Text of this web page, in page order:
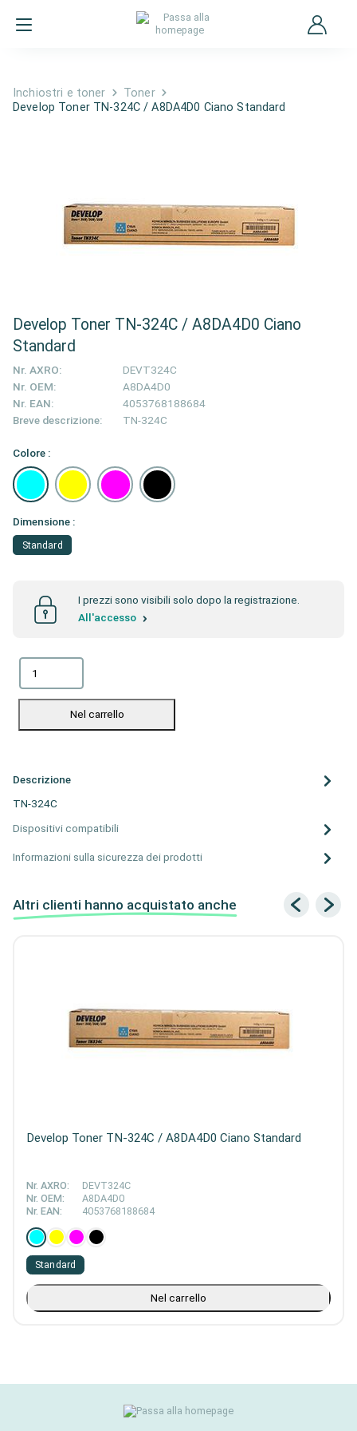
Inchiostri e toner
Toner
Develop Toner TN-324C / A8DA4D0 Ciano Standard
Develop Toner TN-324C / A8DA4D0 Ciano
Standard
Nr. AXRO:
DEVT324C
Nr. OEM:
A8DA4D0
Nr. EAN:
4053768188684
Breve descrizione:
TN-324C
Colore :
Dimensione :
Standard
I prezzi sono visibili solo dopo la registrazione.
All'accesso
Nel carrello
Descrizione
TN-324C
Dispositivi compatibili
Informazioni sulla sicurezza dei prodotti
Altri clienti hanno acquistato anche
Develop Toner TN-324C / A8DA4D0 Ciano Standard
Nr. AXRO:
DEVT324C
Nr. OEM:
A8DA4D0
Nr. EAN:
4053768188684
Standard
Nel carrello